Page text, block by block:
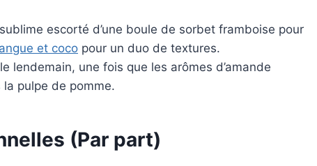
escorté d’une boule de sorbet framboise pour
et coco pour un duo de textures.
lendemain, une fois que les arômes d’amande
pulpe de pomme.
(Par part)